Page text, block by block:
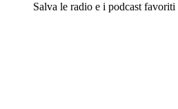
Salva le radio e i podcast favoriti